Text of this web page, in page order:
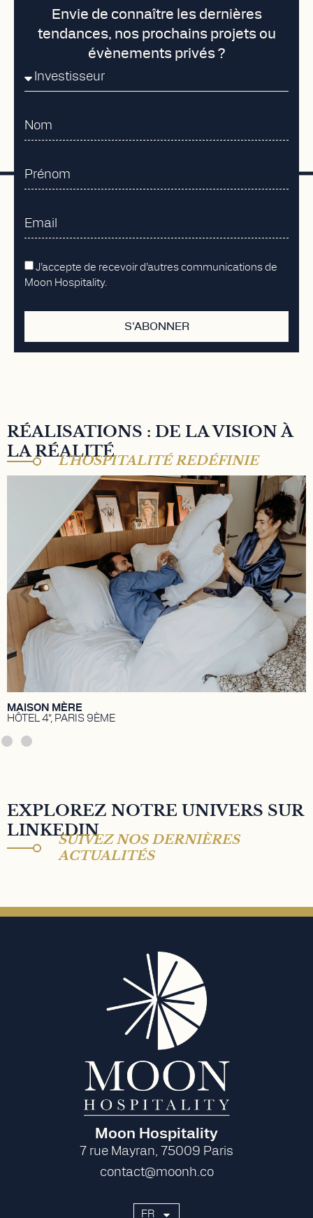
Envie de connaître les dernières
tendances, nos prochains projets ou
évènements privés ?
J’accepte de recevoir d’autres communications de
Moon Hospitality.
S'ABONNER
RÉALISATIONS : DE LA VISION À
LA RÉALITÉ
L’HOSPITALITÉ REDÉFINIE
MAISON MÈRE HÔTEL 4*
Hôtel 4* niché en plein cœur du 9ème
arrondissement de Paris. Lieu de vie, bar à cocktail,
coworking café et ruche artistique. Propriété
détenue par TK investissements, détenue par Aziz
Temimi et Walid Temimi.
DÉCOUVRIR
MAISON MÈRE
HÔTEL 4*, PARIS 9ÈME
EXPLOREZ NOTRE UNIVERS SUR
LINKEDINSUIVEZ NOS DERNIÈRES
ACTUALITÉS
Moon Hospitality
7 rue Mayran, 75009 Paris
contact@moonh.co
FR